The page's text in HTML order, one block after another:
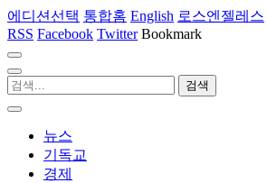
에디션선택 통합홈 English 로스엔젤레스
RSS Facebook Twitter Bookmark
뉴스
기독교
경제